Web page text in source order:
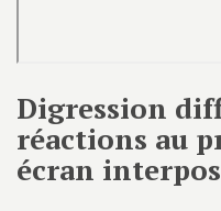
Digression
réactions au
écran